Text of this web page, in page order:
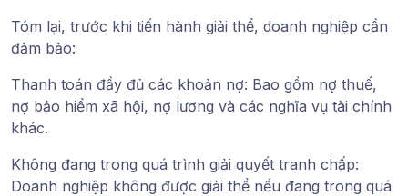
Tóm lại, trước khi tiến hành giải thể, doanh nghiệp cần
đảm bảo:
Thanh toán đầy đủ các khoản nợ: Bao gồm nợ thuế,
nợ bảo hiểm xã hội, nợ lương và các nghĩa vụ tài chính
khác.
Không đang trong quá trình giải quyết tranh chấp:
Doanh nghiệp không được giải thể nếu đang trong quá